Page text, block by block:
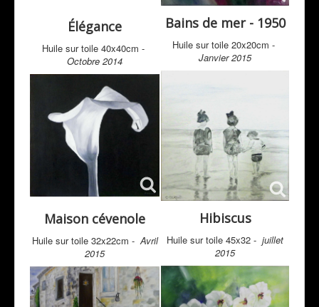
Élégance
Huile sur toile 40x40cm -
Octobre 2014
Bains de mer - 1950
Huile sur toile 20x20cm -
Janvier 2015
Maison cévenole
Huile sur toile 32x22cm -Avril
2015
Hibiscus
Huile sur toile 45x32 - juillet
2015